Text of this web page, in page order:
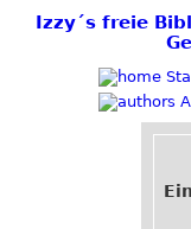
Izzy´s freie